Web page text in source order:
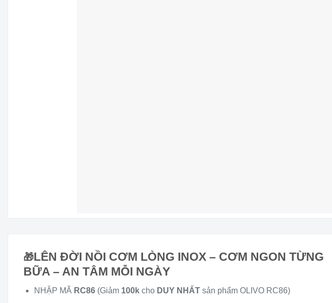
🎁LÊN ĐỜI NỒI CƠM LÒNG INOX – CƠM NGON TỪNG
BỮA – AN TÂM MỖI NGÀY
NHẬP MÃ RC86(Giảm 100kcho DUY NHẤTsản phẩm OLIVO RC86)